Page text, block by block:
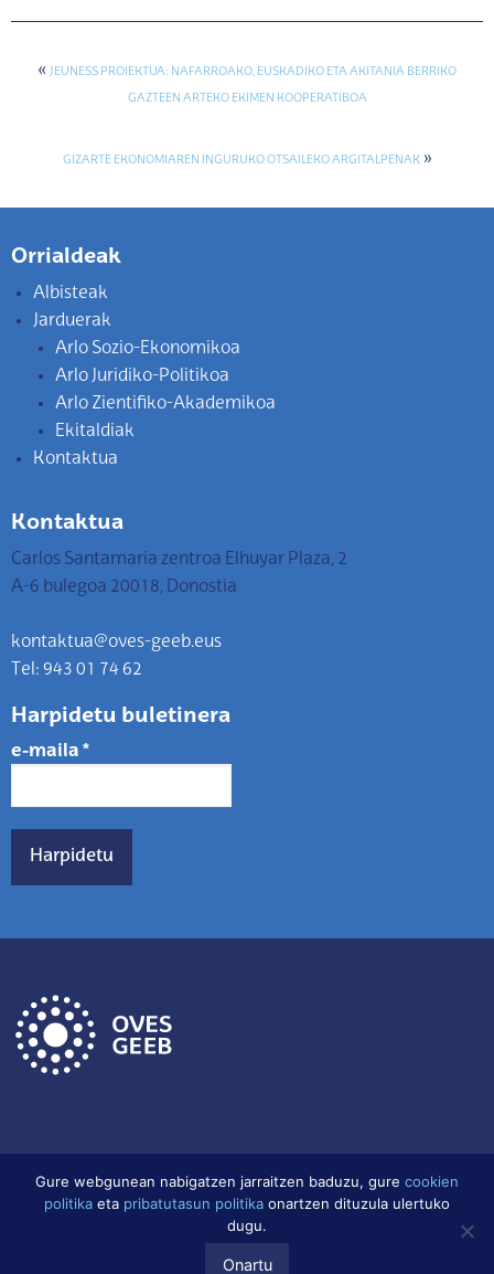
« JEUNESS PROIEKTUA: NAFARROAKO, EUSKADIKO ETA AKITANIA BERRIKO
GAZTEEN ARTEKO EKIMEN KOOPERATIBOA
GIZARTE EKONOMIAREN INGURUKO OTSAILEKO ARGITALPENAK»
Orrialdeak
Albisteak
Jarduerak
Arlo Sozio-Ekonomikoa
Arlo Juridiko-Politikoa
Arlo Zientifiko-Akademikoa
Ekitaldiak
Kontaktua
Kontaktua
Carlos Santamaria zentroa Elhuyar Plaza, 2
A-6 bulegoa 20018, Donostia
kontaktua@oves-geeb.eus
Tel: 943 01 74 62
Harpidetu buletinera
e-maila *
Datu babes politika Cookien Politika
Gure webgunean nabigatzen jarraitzen baduzu, gure cookien
politika eta pribatutasun politika onartzen dituzula ulertuko
dugu.
Onartu